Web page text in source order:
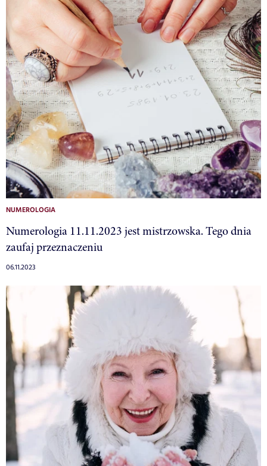
NUMEROLOGIA
Numerologia 11.11.2023 jest mistrzowska. Tego dnia
zaufaj przeznaczeniu
06.11.2023